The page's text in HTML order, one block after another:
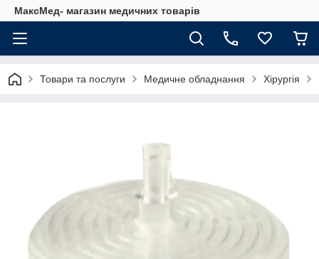
МаксМед- магазин медичних товарів
Товари та послуги Медичне обладнання Хірургія